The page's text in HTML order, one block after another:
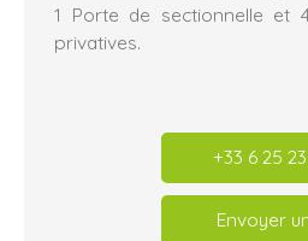
1 Porte de sectionnelle et
privatives.
+33 6 25
Envoyer